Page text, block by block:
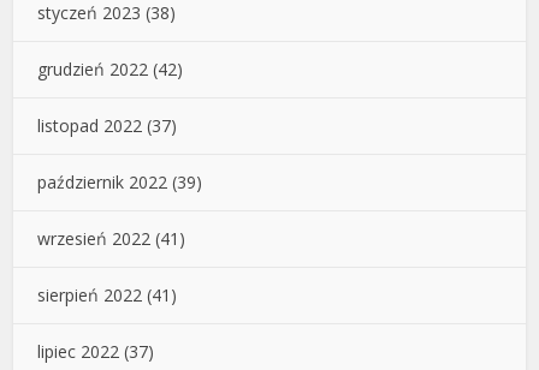
styczeń 2023 (38)
grudzień 2022 (42)
listopad 2022 (37)
październik 2022 (39)
wrzesień 2022 (41)
sierpień 2022 (41)
lipiec 2022 (37)